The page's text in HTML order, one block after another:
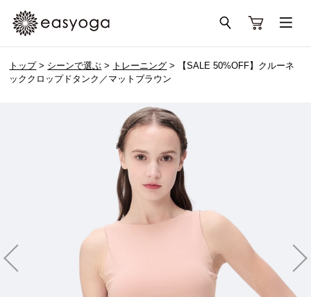
トップ> シーンで選ぶ > トレーニング > 【SALE 50%OFF】クルーネ
ッククロップドタンク／マットブラウン